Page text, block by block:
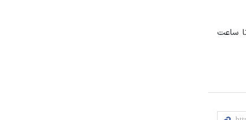
و بزرگراهی مشهد- قوچان، مشهد- سبزوار، مشهد- تربت حیدریه و برعکس نیز تردد انواع تریلر و کامیون از ساعت ۰۷: ۰۰ تا ساعت